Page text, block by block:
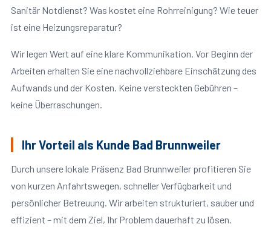
Sanitär Notdienst? Was kostet eine Rohrreinigung? Wie teuer
ist eine Heizungsreparatur?
Wir legen Wert auf eine klare Kommunikation. Vor Beginn der
Arbeiten erhalten Sie eine nachvollziehbare Einschätzung des
Aufwands und der Kosten. Keine versteckten Gebühren –
keine Überraschungen.
Ihr Vorteil als Kunde Bad Brunnweiler
Durch unsere lokale Präsenz Bad Brunnweiler profitieren Sie
von kurzen Anfahrtswegen, schneller Verfügbarkeit und
persönlicher Betreuung. Wir arbeiten strukturiert, sauber und
effizient – mit dem Ziel, Ihr Problem dauerhaft zu lösen.